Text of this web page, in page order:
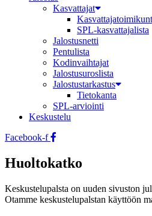
Kasvattajat
SPL-kasvattajalista
Jalostusnetti
Pentulista
Kodinvaihtajat
Jalostusuroslista
Jalostustarkastus
Tietokanta
SPL-arviointi
Keskustelu
Facebook-f
Huoltokatko
Keskustelupalsta on uuden sivuston
Otamme keskustelupalstan käyttöön